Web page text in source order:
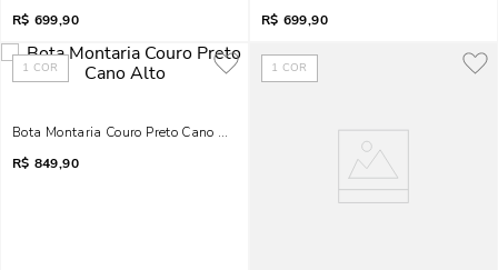
R$ 699,90
R$ 699,90
1 COR
Bota Montaria Couro Preto Cano Alto
R$ 849,90
1 COR